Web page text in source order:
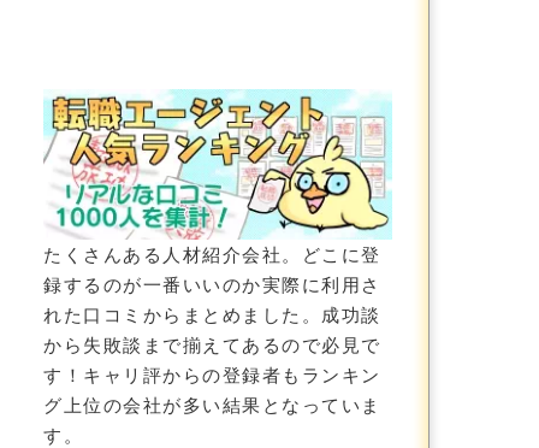
ジョブ介護の評判・特徴は？
たくさんある人材紹介会社。どこに登
録するのが一番いいのか実際に利用さ
れた口コミからまとめました。成功談
から失敗談まで揃えてあるので必見で
す！ キャリ評からの登録者もランキン
グ上位の会社が多い結果 となっていま
す。